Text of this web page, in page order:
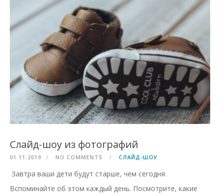
Слайд-шоу из фотографий
01.11.2019 NO COMMENTS СЛАЙД-ШОУ
Завтра ваши дети будут старше, чем сегодня.
Вспоминайте об этом каждый день. Посмотрите, какие